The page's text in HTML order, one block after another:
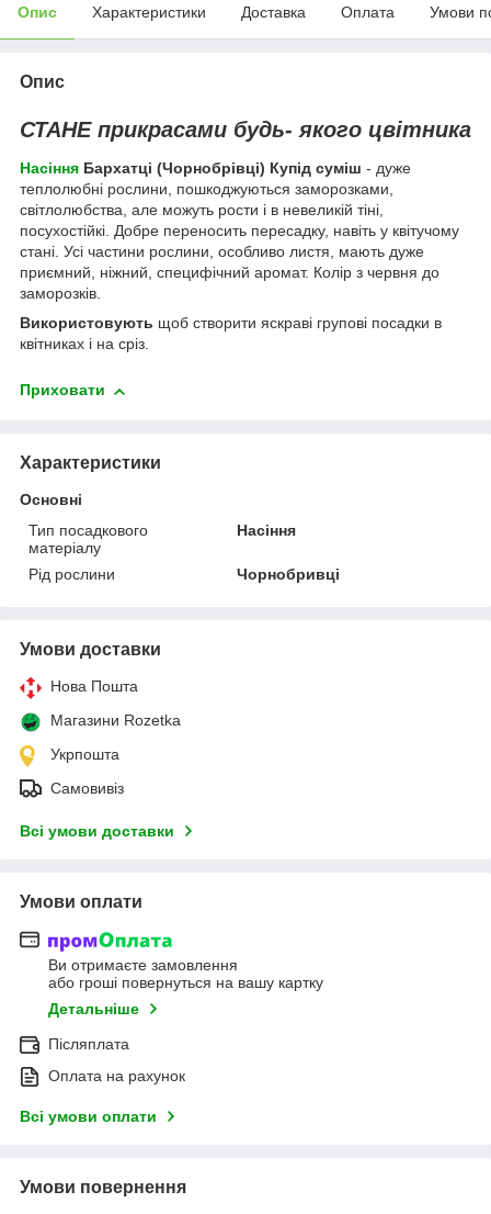
Опис Характеристики Доставка Оплата Умови
Опис
СТАНЕ прикрасами будь- якого цвітника
Насіння Бархатці (Чорнобрівці) Купід суміш - дуже
теплолюбні рослини, пошкоджуються заморозками,
світлолюбства, але можуть рости і в невеликій тіні,
посухостійкі. Добре переносить пересадку, навіть у квітучому
стані. Усі частини рослини, особливо листя, мають дуже
приємний, ніжний, специфічний аромат. Колір з червня до
заморозків.
Використовують щоб створити яскраві групові посадки в
квітниках і на сріз.
Приховати
Характеристики
Основні
Тип посадкового
матеріалу
Насіння
Рід рослини Чорнобривці
Умови доставки
Нова Пошта
Магазини Rozetka
Укрпошта
Самовивіз
Всі умови доставки
Умови оплати
Ви отримаєте замовлення
або гроші повернуться на вашу картку
Детальніше
Післяплата
Оплата на рахунок
Всі умови оплати
Умови повернення